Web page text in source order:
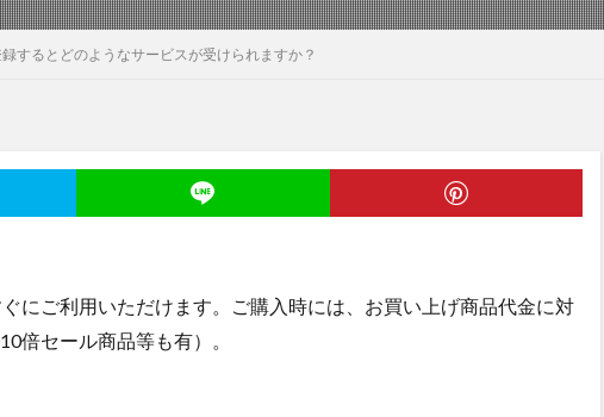
するとどのようなサービスが受けられますか？
にご利用いただけます。ご購入時には、お買い上げ商品代金に対
倍セール商品等も有）。